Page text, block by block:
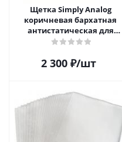
Щетка Simply Analog
коричневая бархатная
антистатическая для
чистки виниловых
2 300₽/шт